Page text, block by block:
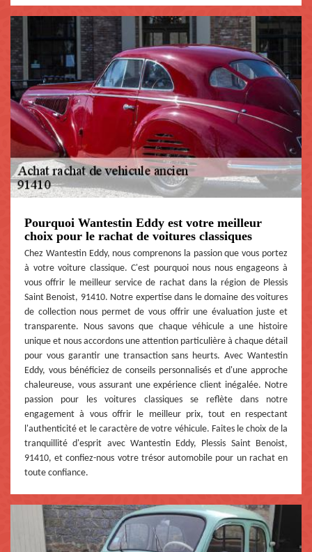
Pourquoi Wantestin Eddy est votre meilleur
choix pour le rachat de voitures classiques
Chez Wantestin Eddy, nous comprenons la passion que vous portez
à votre voiture classique. C'est pourquoi nous nous engageons à
vous offrir le meilleur service de rachat dans la région de Plessis
Saint Benoist, 91410. Notre expertise dans le domaine des voitures
de collection nous permet de vous offrir une évaluation juste et
transparente. Nous savons que chaque véhicule a une histoire
unique et nous accordons une attention particulière à chaque détail
pour vous garantir une transaction sans heurts. Avec Wantestin
Eddy, vous bénéficiez de conseils personnalisés et d'une approche
chaleureuse, vous assurant une expérience client inégalée. Notre
passion pour les voitures classiques se reflète dans notre
engagement à vous offrir le meilleur prix, tout en respectant
l'authenticité et le caractère de votre véhicule. Faites le choix de la
tranquillité d'esprit avec Wantestin Eddy, Plessis Saint Benoist,
91410, et confiez-nous votre trésor automobile pour un rachat en
toute confiance.